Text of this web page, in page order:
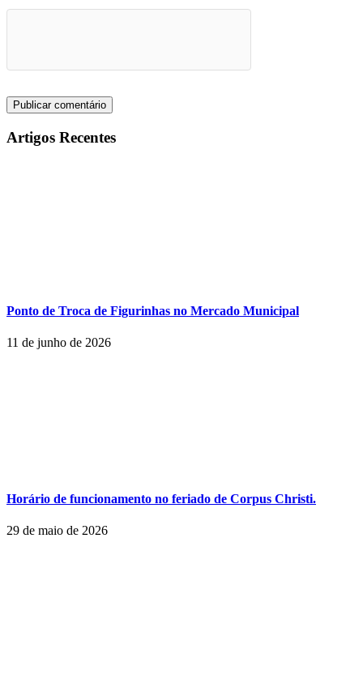
Artigos Recentes
Ponto de Troca de Figurinhas no Mercado Municipal
11 de junho de 2026
Horário de funcionamento no feriado de Corpus Christi.
29 de maio de 2026